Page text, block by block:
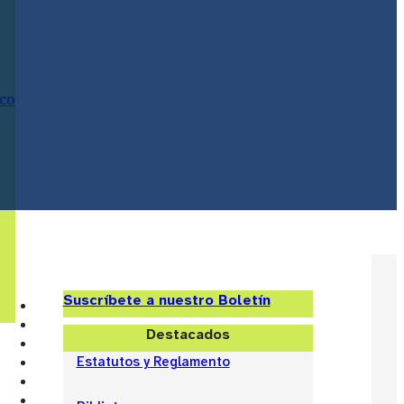
Suscríbete a nuestro Boletín
Destacados
Estatutos y Reglamento